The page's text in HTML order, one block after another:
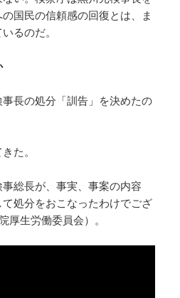
国民の信頼感の回復とは、ま
るのだ。
長の処分「訓告」を決めたの
た。
事総長が、事実、事案の内容
処分をおこなったわけでござ
厚生労働委員会）。